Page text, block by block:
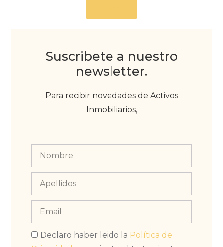
Suscribete a nuestro
newsletter.
Para recibir novedades de Activos
Inmobiliarios,
Declaro haber leido la Política de